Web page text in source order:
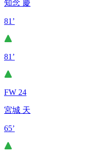
知念 慶
81’
81’
FW 24
宮城 天
65’